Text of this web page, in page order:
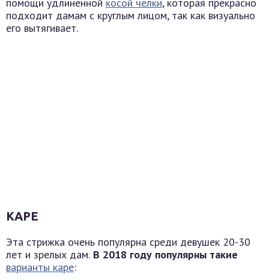
подходит дамам с круглым лицом, так как визуально
его вытягивает.
КАРЕ
Эта стрижка очень популярна среди девушек 20-30
лет и зрелых дам. В 2018 году популярны такие
варианты каре: